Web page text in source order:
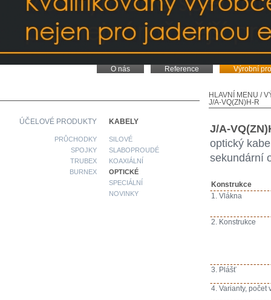
O nás Reference Výrobní
ÚČELOVÉ PRODUKTY
PRŮCHODKY
SPOJKY
TRUBEX
BURNEX
KABELY
SILOVÉ
SLABOPROUDÉ
KOAXIÁLNÍ
OPTICKÉ
SPECIÁLNÍ
NOVINKY
HLAVNÍ MENU /
J/A-VQ(ZN)H-R
J/A-
optický
sekundární
Konstrukce
1. Vlákna
2. Konstrukce
3. Plášť
4. Varianty, počet